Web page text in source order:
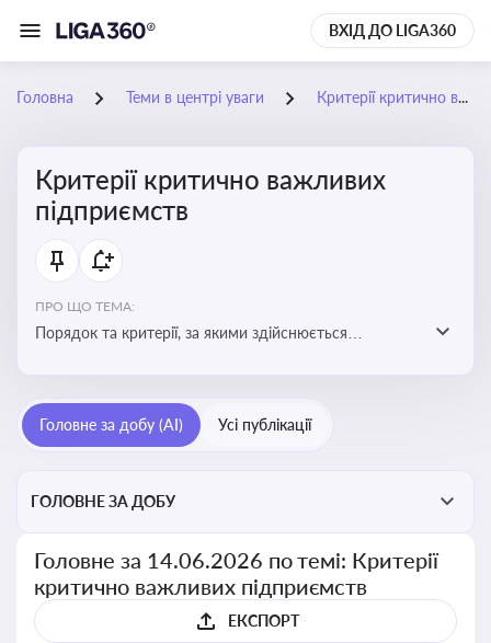
ВХІД ДО LIGA360
Головна Теми в центрі уваги Критерії критично важливих підприємств
Критерії критично важливих
підприємств
ПРО ЩО ТЕМА:
Порядок та критерії, за якими здійснюється
Головне за добу (AI) Усі публікації
ГОЛОВНЕ ЗА ДОБУ
Головне за 14.06.2026 по темі: Критерії
критично важливих підприємств
ЕКСПОРТ